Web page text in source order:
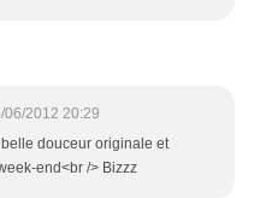
06/2012 20:29
douceur originale et
end<br /> Bizzz